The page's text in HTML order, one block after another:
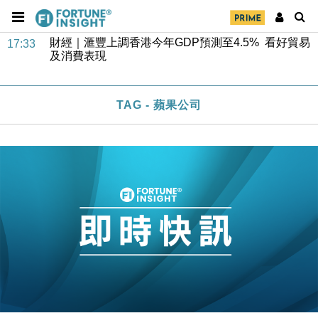
17:33
財經｜滙豐上調香港今年GDP預測至4.5% 看好貿易
及消費表現
本地｜假冒內地執法人員要求交「保證金」 43歲女子
16:05
財經｜日經失守6.5萬點後回穩 全周仍升近2%
15:47
財經｜恒隆10月換帥 玩具「反」斗城亞洲CEO蔡德
財經｜韓股反覆波動收跌 連挫7周創逾3年最長跌勢
財經｜內地7月美元計價出口增近24%勝預期 貿易順
差達1125億美元
財經｜日本春季三度入市撐日圓 4月單日斥6.28萬億
日圓干預創新高
國際｜特朗普料美伊戰事快結束 承認部分彈藥庫存緊
財經｜SA售股自救後再出手 斥4億美元押注未上市公
司
TAG - 蘋果公司